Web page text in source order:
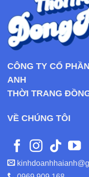
CÔNG TY CỔ
ANH
THỜI TRANG
VỀ CHÚNG TÔI